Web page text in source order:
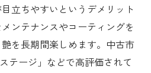
立ちやすいというデメリット
ンテナンスやコーティングを
を長期間楽しめます。中古市
テージ」などで高評価されて